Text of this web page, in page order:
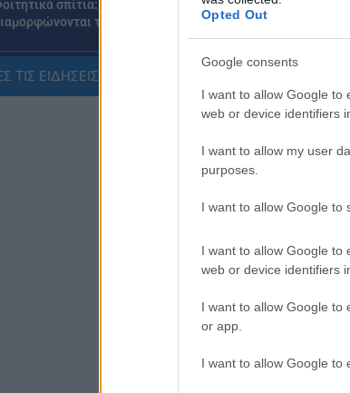
Opted Out
Google consents
I want to allow Google to
web or device identifiers
I want to allow my user
purposes.
I want to allow Google to
I want to allow Google to
web or device identifiers
I want to allow Google to
or app.
I want to allow Google to
σπίτια: Πώς
τα ενοίκια
ΤΙΣ ΕΙΔΗΣΕΙΣ ΕΔΩ »
διαφωνούν με τα